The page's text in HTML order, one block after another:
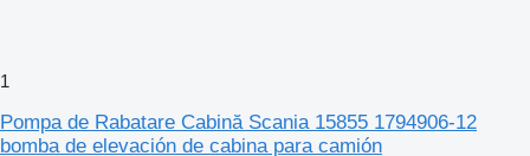
1
Pompa de Rabatare Cabină Scania 15855 1794906-12
bomba de elevación de cabina para camión